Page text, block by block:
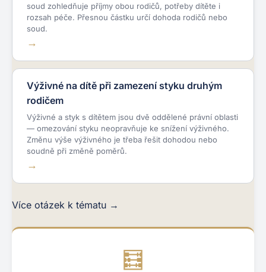
soud zohledňuje příjmy obou rodičů, potřeby dítěte i
rozsah péče. Přesnou částku určí dohoda rodičů nebo
soud.
Výživné na dítě při zamezení styku druhým
rodičem
Výživné a styk s dítětem jsou dvě oddělené právní oblasti
— omezování styku neopravňuje ke snížení výživného.
Změnu výše výživného je třeba řešit dohodou nebo
soudně při změně poměrů.
Více otázek k tématu →
🧮